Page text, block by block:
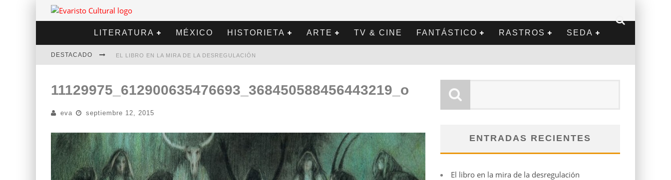
LITERATURA MÉXICO HISTORIETA ARTE TV & CINE FANTÁSTICO RASTROS SEDA
DESTACADO EL LIBRO EN LA MIRA DE LA DESREGULACIÓN
DIEGO MERET | HOTEL ACAPULCO
ALEJANDRA CORREA | LA NIEVE
11129975_612900635476693_368450588456443219_o
eva septiembre 12, 2015
ENTRADAS RECIENTES
El libro en la mira de la desregulación